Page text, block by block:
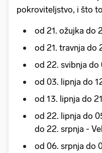
pokroviteljstvo, i što
od 21. ožujka do
od 21. travnja do
od 22. svibnja do
od 03. lipnja do
od 13. lipnja do
od 22. lipnja do
do 22. srpnja -
od 06. srpnja do